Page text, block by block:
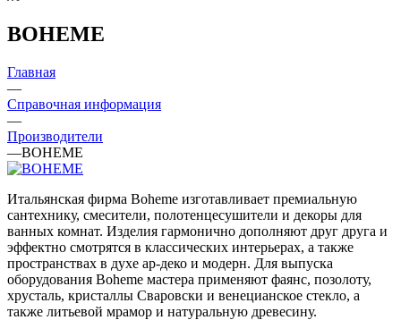
BOHEME
Главная
—
Справочная информация
—
Производители
—BOHEME
Итальянская фирма Boheme изготавливает премиальную
сантехнику, смесители, полотенцесушители и декоры для
ванных комнат. Изделия гармонично дополняют друг друга и
эффектно смотрятся в классических интерьерах, а также
пространствах в духе ар-деко и модерн. Для выпуска
оборудования Boheme мастера применяют фаянс, позолоту,
хрусталь, кристаллы Сваровски и венецианское стекло, а
также литьевой мрамор и натуральную древесину.